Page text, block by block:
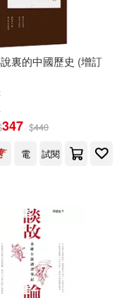
磊(3)
崙(6)
裏的中國歷史 (增訂
347 $440
電
試閱